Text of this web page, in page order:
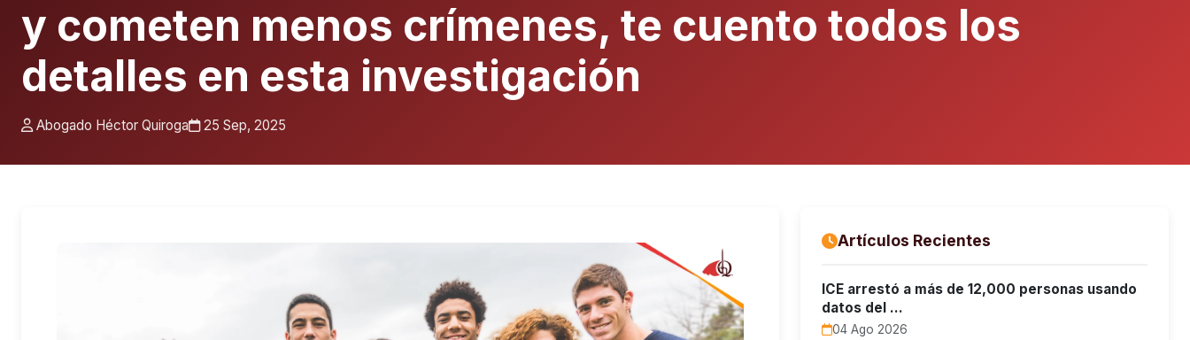
y cometen menos crímenes, te cuento todos los
detalles en esta investigación
Abogado Héctor Quiroga 25 Sep, 2025
Artículos Recientes
ICE arrestó a más de 12,000 personas usando
datos del …
04 Ago 2026